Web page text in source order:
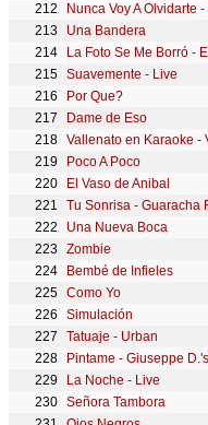
Nunca Voy A Olvidarte
Una Bandera
La Foto Se Me Borró -
Suavemente - Live
Por Que?
Dame de Eso
Vallenato en Karaoke -
Poco A Poco
El Vaso de Anibal
Tu Sonrisa - Guaracha
Una Nueva Boca
Zombie
Bembé de Infieles
Como Yo
Simulación
Tatuaje - Urban
Pintame - Giuseppe
La Noche - Live
Señora Tambora